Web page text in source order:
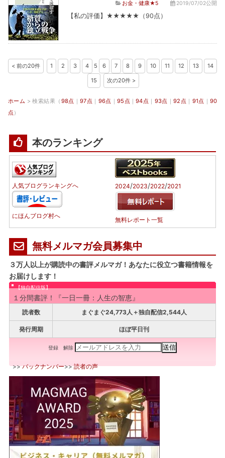
お金・健康★5 2019/07/02公開
【私の評価】★★★★★（90点）
< 前の20件 1 2 3 4 5 6 7 8 9 10 11 12 13 14
15 次の20件 >
ホーム > 検索結果（ 98点 ｜97点 ｜ 96点 ｜95点 ｜94点 ｜ 93点 ｜92点 ｜ 91点 ｜90
点 ）
本のランキング
人気ブログランキングへ
にほんブログ村へ
2024/2023/2022/2021
無料レポート一覧
無料メルマガ会員募集中
３万人以上が購読中の書評メルマガ！あなたに役立つ書籍情報を
お届けします！
【独自配信版】
１分間書評！『一日一冊：人生の智恵』
読者数 まぐまぐ24,773人＋独自配信2,544人
発行周期 ほぼ平日刊
登録 解除
>>バックナンバー>>読者の声